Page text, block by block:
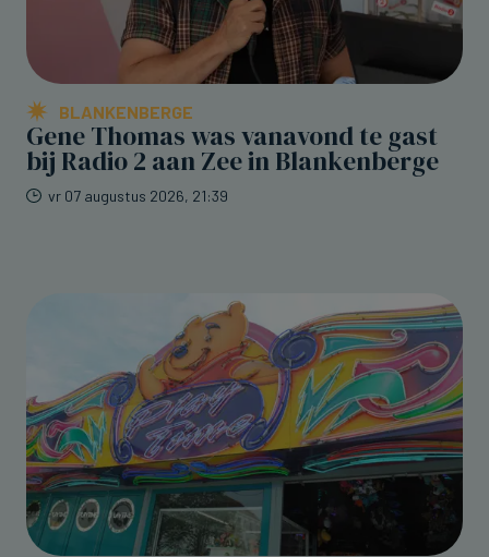
BLANKENBERGE
Gene Thomas was vanavond te gast
bij Radio 2 aan Zee in Blankenberge
vr 07 augustus 2026, 21:39